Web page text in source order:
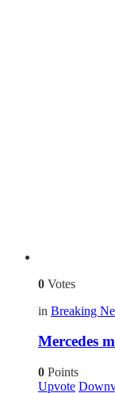
0 Votes
in Breaking
Mercedes
0 Points
Upvote